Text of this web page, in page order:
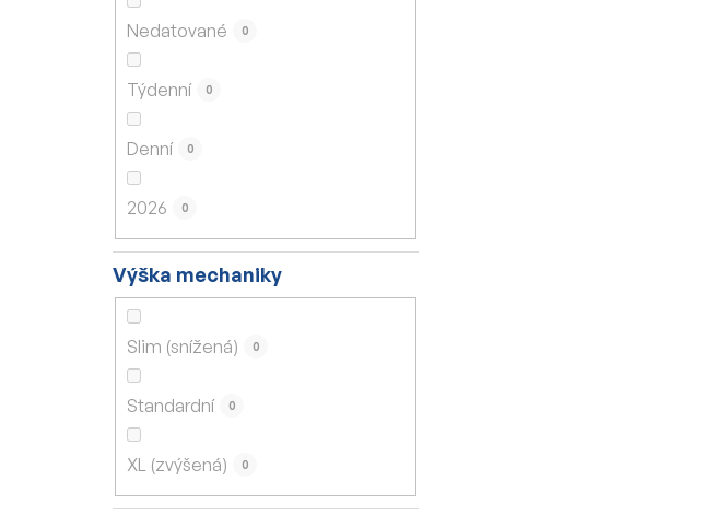
Nedatované 0
Týdenní 0
Denní 0
2026 0
Výška mechaniky
Slim (snížená) 0
Standardní 0
XL (zvýšená) 0